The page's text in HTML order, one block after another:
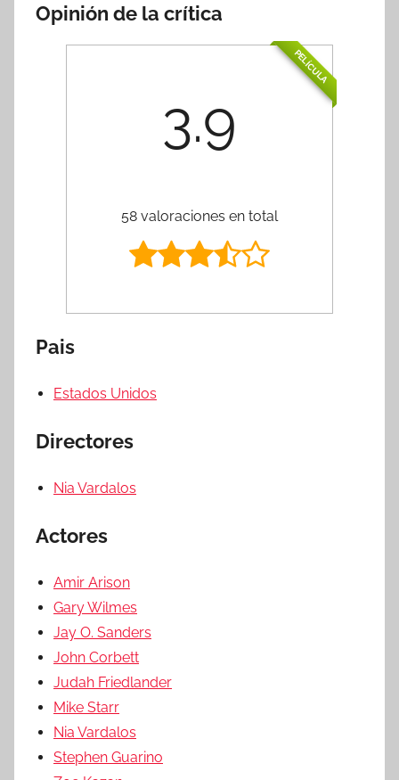
Opinión de la crítica
PELÍCULA
3.9
58 valoraciones en total
Pais
Estados Unidos
Directores
Nia Vardalos
Actores
Amir Arison
Gary Wilmes
Jay O. Sanders
John Corbett
Judah Friedlander
Mike Starr
Nia Vardalos
Stephen Guarino